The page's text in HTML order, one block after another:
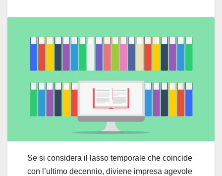
Se si considera il lasso temporale che coincide
con l’ultimo decennio, diviene impresa agevole